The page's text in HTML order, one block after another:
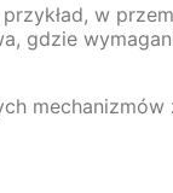
w
gdzie
mechanizmów